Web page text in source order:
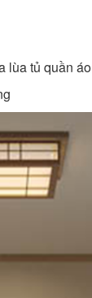
lùa tủ quần áo